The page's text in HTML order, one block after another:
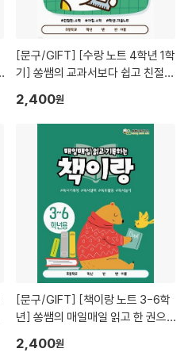
[문구/GIFT]
기] 쏭쌤의 교과서보다 쉽고 친절한
육연구소
2,400원
[문구/GIFT]
년] 쏭쌤의 매일매일 읽고 한 권으
연구소
2,400원